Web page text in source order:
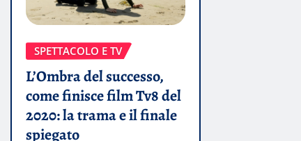
SPETTACOLO E TV
L’Ombra del successo,
come finisce film Tv8 del
2020: la trama e il finale
spiegato